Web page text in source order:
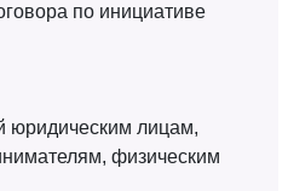
по инициативе
юридическим лицам,
физическим